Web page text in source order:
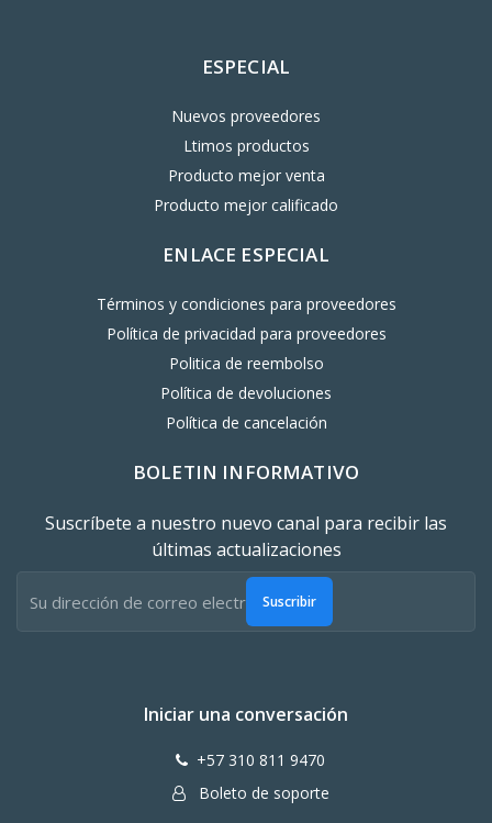
ESPECIAL
Nuevos proveedores
Ltimos productos
Producto mejor venta
Producto mejor calificado
ENLACE ESPECIAL
Términos y condiciones para proveedores
Política de privacidad para proveedores
Politica de reembolso
Política de devoluciones
Política de cancelación
BOLETIN INFORMATIVO
Suscríbete a nuestro nuevo canal para recibir las
últimas actualizaciones
Suscribir
Iniciar una conversación
+57 310 811 9470
Boleto de soporte